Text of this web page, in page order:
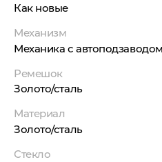
Как новые
Механизм
Механика с автоподзаводом
Ремешок
Золото/сталь
Материал
Золото/сталь
Стекло